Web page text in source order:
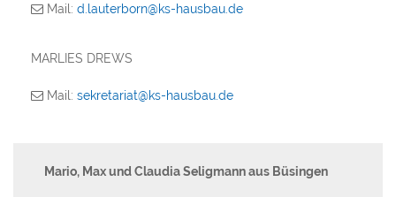
Mail: d.lauterborn@ks-hausbau.de
MARLIES DREWS
Mail: sekretariat@ks-hausbau.de
Mario, Max und Claudia Seligmann aus Büsingen